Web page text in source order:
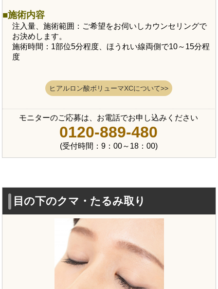
施術内容
注入量、施術範囲：ご希望をお伺いしカウンセリングで
お決めします。
施術時間：1部位5分程度、ほうれい線両側で10～15分程
度
ヒアルロン酸ボリューマXCについて>>
モニターのご応募は、お電話でお申し込みください
0120-889-480
(受付時間：9：00～18：00)
目の下のクマ・たるみ取り